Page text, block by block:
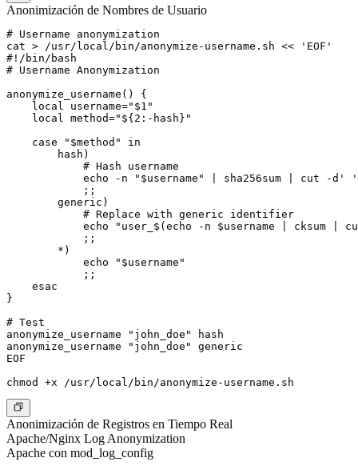
Anonimización de Nombres de Usuario
# Username anonymization
cat > /usr/local/bin/anonymize-username.sh << 'EOF'
#!/bin/bash
# Username Anonymization
anonymize_username() {
    local username="$1"
    local method="${2:-hash}"
    case "$method" in
        hash)
            # Hash username
echo -n "$username" | sha256sum | cut -d'
            ;;
        generic)
            # Replace with generic identifier
echo "user_$(echo -n $username | cksum |
            ;;
        *)
            echo "$username"
            ;;
    esac
}
# Test
anonymize_username "john_doe" hash
anonymize_username "john_doe" generic
EOF
Anonimización de Registros en Tiempo Real
Apache/Nginx Log Anonymization
Apache con mod_log_config